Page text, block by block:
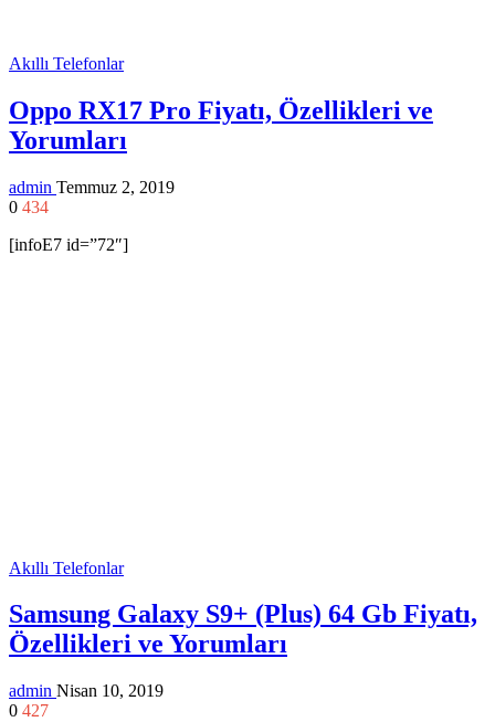
Akıllı Telefonlar
Oppo RX17 Pro Fiyatı, Özellikleri ve
Yorumları
admin Temmuz 2, 2019
0 434
[infoE7 id=”72″]
Akıllı Telefonlar
Samsung Galaxy S9+ (Plus) 64 Gb Fiyatı,
Özellikleri ve Yorumları
admin Nisan 10, 2019
0 427